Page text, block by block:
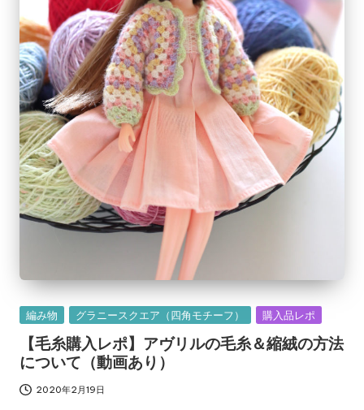
Posted
編み物 グラニースクエア（四角モチーフ） 購入品レポ
【毛糸購入レポ】アヴリルの毛糸＆縮絨の方法
について（動画あり）
2020年2月19日